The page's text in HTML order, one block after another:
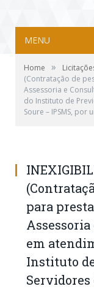
MENU
Home »
(Contratação de
Assessoria e
do Instituto de
Soure – IPSMS,
para
em
Instituto